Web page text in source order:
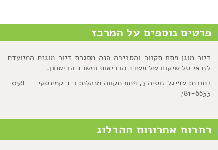
פרטים נוספים על המרכז
דיור מוגן פתח תקווה והסביבה הנה מסגרת דיור מוגנת המיועדת
לזכאי סל שיקום של משרד הבריאות ומשרד הביטחון.
כתובת: שפיגל זוסיה 3, פתח תקווה מנהלת: ורד קמינסקי - 058-
781-6633
כתבות אחרונות מהבלוג